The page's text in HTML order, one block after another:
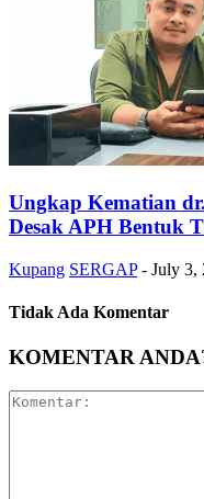
Ungkap Kematian
Desak APH Bentuk
Kupang SERGAP - July 3,
Tidak Ada Komentar
KOMENTAR